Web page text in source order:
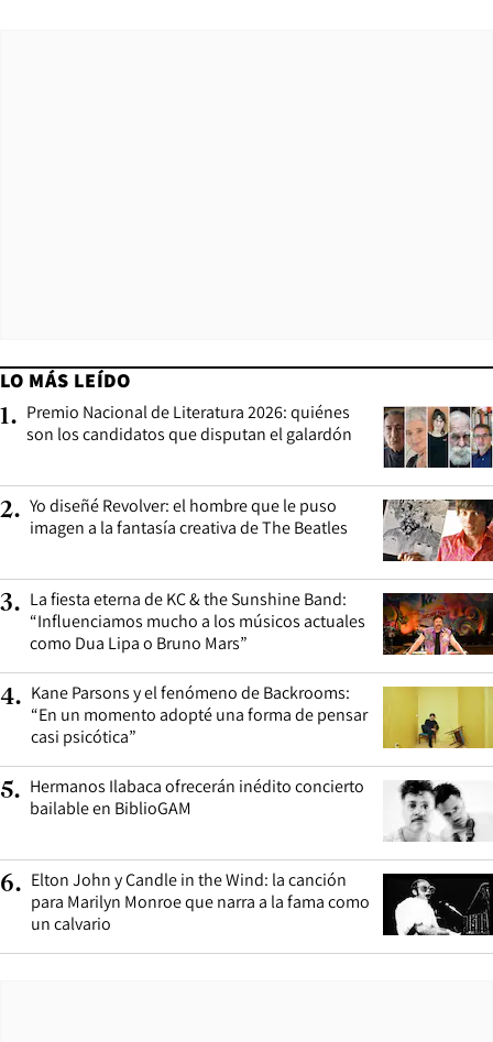
LO MÁS LEÍDO
1. Premio Nacional de Literatura 2026: quiénes
son los candidatos que disputan el galardón
2. Yo diseñé Revolver: el hombre que le puso
imagen a la fantasía creativa de The Beatles
3. La fiesta eterna de KC & the Sunshine Band:
“Influenciamos mucho a los músicos actuales
como Dua Lipa o Bruno Mars”
4. Kane Parsons y el fenómeno de Backrooms:
“En un momento adopté una forma de pensar
casi psicótica”
5. Hermanos Ilabaca ofrecerán inédito concierto
bailable en BiblioGAM
6. Elton John y Candle in the Wind: la canción
para Marilyn Monroe que narra a la fama como
un calvario